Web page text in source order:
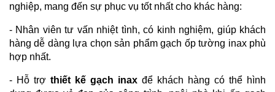
nghiệp, mang đến sự phục vụ tốt nhất cho khác hàng:
- Nhân viên tư vấn nhiệt tình, có kinh nghiệm, giúp khách
hàng dễ dàng lựa chọn sản phẩm gạch ốp tường inax phù
hợp nhất.
- Hỗ trợ thiết kế gạch inax để khách hàng có thể hình